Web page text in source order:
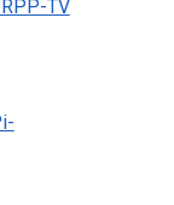
TV